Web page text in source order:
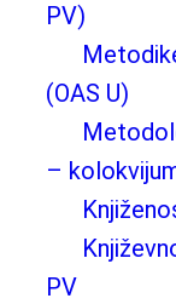
PV)
(OAS U)
–
PV